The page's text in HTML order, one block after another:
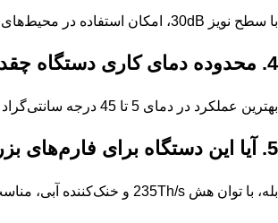
با سطح نویز 30dB، امکان استفاده در محیط‌های نیمه‌صنعتی یا اداری وجود دارد، اما نیاز به سیستم خنک‌کننده و تهویه مناسب است.
4. محدوده دمای کاری دستگاه چقدر است؟
بهترین عملکرد در دمای 5 تا 45 درجه سانتی‌گراد دارد.
5. آیا این دستگاه برای فارم‌های بزرگ مناسب است؟
بله، با توان هش 235Th/s و خنک‌کننده آبی، مناسب فارم‌های متوسط و حرفه‌ای است.